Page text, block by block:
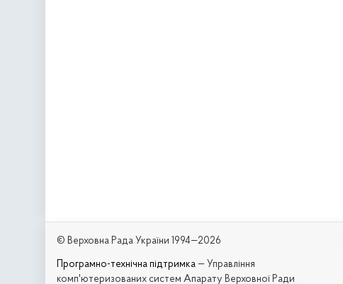
© Верховна Рада України 1994—2026
Програмно-технічна підтримка — Управління
комп'ютеризованих систем Апарату Верховної Ради